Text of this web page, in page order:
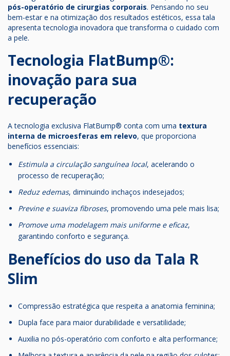
pós-operatório de cirurgias corporais. Pensando no seu
bem-estar e na otimização dos resultados estéticos, essa tala
apresenta tecnologia inovadora que transforma o cuidado com
a pele.
Tecnologia FlatBump®:
inovação para sua
recuperação
A tecnologia exclusiva FlatBump® conta com uma textura
interna de microesferas em relevo, que proporciona
benefícios essenciais:
Estimula a circulação sanguínea local, acelerando o
processo de recuperação;
Reduz edemas, diminuindo inchaços indesejados;
Previne e suaviza fibroses, promovendo uma pele mais lisa;
Promove uma modelagem mais uniforme e eficaz,
garantindo conforto e segurança.
Benefícios do uso da Tala R
Slim
Compressão estratégica que respeita a anatomia feminina;
Dupla face para maior durabilidade e versatilidade;
Auxilia no pós-operatório com conforto e alta performance;